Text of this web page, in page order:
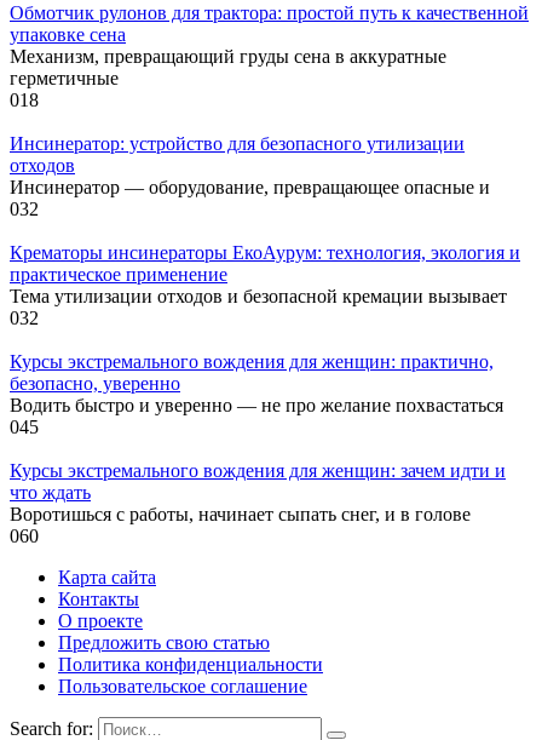
Обмотчик рулонов для трактора: простой путь к качественной
упаковке сена
Механизм, превращающий груды сена в аккуратные
герметичные
018
Инсинератор: устройство для безопасного утилизации
отходов
Инсинератор — оборудование, превращающее опасные и
032
Крематоры инсинераторы ЕкоАурум: технология, экология и
практическое применение
Тема утилизации отходов и безопасной кремации вызывает
032
Курсы экстремального вождения для женщин: практично,
безопасно, уверенно
Водить быстро и уверенно — не про желание похвастаться
045
Курсы экстремального вождения для женщин: зачем идти и
что ждать
Воротишься с работы, начинает сыпать снег, и в голове
060
Карта сайта
Контакты
О проекте
Предложить свою статью
Политика конфиденциальности
Пользовательское соглашение
Search for: